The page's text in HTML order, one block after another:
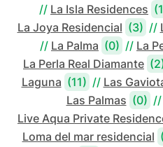
// La Isla Residences
La Joya Residencial (3) //
// La Palma (0) // La
La Perla Real Diamante
Laguna (11) // Las
Las Palmas (0) //
Live Aqua Private
Loma del mar residencial